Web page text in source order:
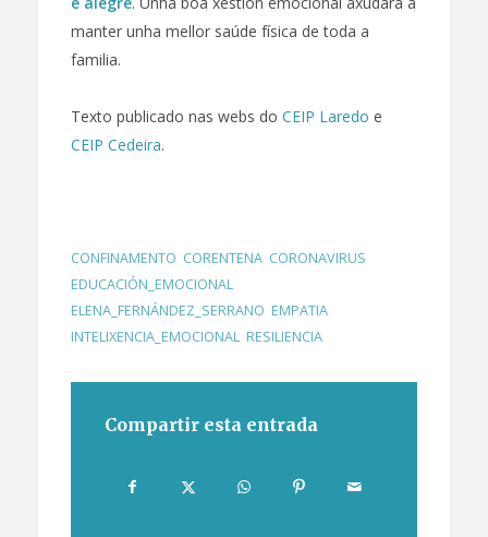
manter unha mellor saúde física de toda a
familia.
Texto publicado nas webs do CEIP Laredo e
CEIP Cedeira.
CONFINAMENTO CORENTENA, CORONAVIRUS
EDUCACIÓN_EMOCIONAL,
ELENA_FERNÁNDEZ_SERRANO EMPATIA,
INTELIXENCIA_EMOCIONAL, RESILIENCIA
Compartir esta entrada